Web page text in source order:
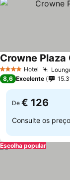
4 EstrelasHotel
Crowne Plaza
8,6 Excelente
De € 126
Consulte os
Escolha popular